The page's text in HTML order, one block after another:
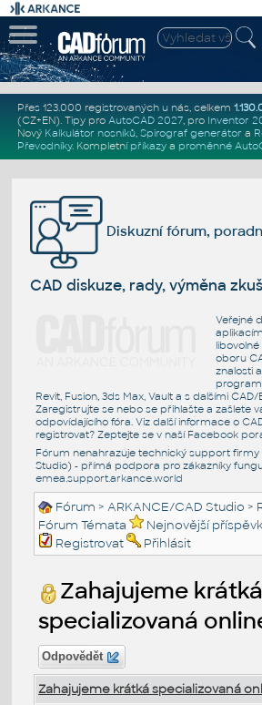
Přes 123.000 registrovaných u nás, celkem
(CZ+EN). Tipy pro AutoCAD 2027, pro Inventor
Nový Kalkulátor nosníků, Spirograf generátor a
Převodníky. Kompletní příkazya proměnné
Diskuzní fórum,
CAD diskuze, rady, výměna
Veřejné
oboru
znalosti
Revit, Fusion, 3ds Max, Vault a s dalšími
Zaregistrujte se nebo se přihlašte a zašlete
odpovídajícího fóra. Viz další informace o
registrovat? Zeptejte se v naší Facebook
Fórum nenahrazuje technický support firmy
Studio) - přímá podpora pro zákazníky
emea.support.arkance.world
Fórum >ARKANCE/CAD Studio >
Fórum Témata
Nejnovější
Registrovat
Přihlásit
Zahajujeme krátká
specializovaná
Odpovědět
Zahajujeme krátká specializovaná